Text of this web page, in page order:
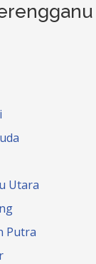
Utara
Putra